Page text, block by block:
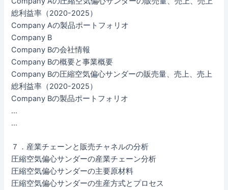
総利益率（2020-2025）
Company Aの製品ポートフォリオ
Company B
Company Bの会社情報
Company Bの概要と事業概要
Company Bの圧縮空気偏心サンダーの販売量、売上、売上
総利益率（2020-2025）
Company Bの製品ポートフォリオ
…
…
７．産業チェーンと販売チャネルの分析
圧縮空気偏心サンダーの産業チェーン分析
圧縮空気偏心サンダーの主要原材料
圧縮空気偏心サンダーの生産方式とプロセス